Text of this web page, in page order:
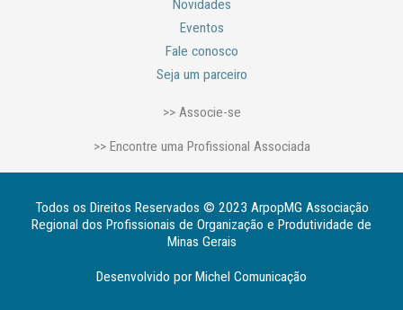
Novidades
Eventos
Fale conosco
Seja um parceiro
>> Associe-se
>> Encontre uma Profissional Associada
Todos os Direitos Reservados © 2023 ArpopMG Associação
Regional dos Profissionais de Organização e Produtividade de
Minas Gerais
Desenvolvido por Michel Comunicação